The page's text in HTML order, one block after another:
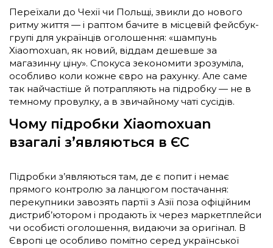
Переїхали до Чехії чи Польщі, звикли до нового
ритму життя — і раптом бачите в місцевій фейсбук-
групі для українців оголошення: «шампунь
Xiaomoxuan, як новий, віддам дешевше за
магазинну ціну». Спокуса зекономити зрозуміла,
особливо коли кожне євро на рахунку. Але саме
так найчастіше й потрапляють на підробку — не в
темному провулку, а в звичайному чаті сусідів.
Чому підробки Xiaomoxuan
взагалі з’являються в ЄС
Підробки з’являються там, де є попит і немає
прямого контролю за ланцюгом постачання:
перекупники завозять партії з Азії поза офіційним
дистриб’ютором і продають їх через маркетплейси
чи особисті оголошення, видаючи за оригінал. В
Європі це особливо помітно серед української